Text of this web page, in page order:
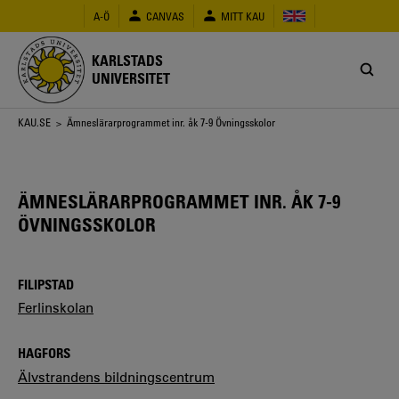
huvudinnehåll
A-Ö CANVAS MITT KAU
KARLSTADS
UNIVERSITET
Länkstig
KAU.SE > Ämneslärarprogrammet inr. åk 7-9 Övningsskolor
ÄMNESLÄRARPROGRAMMET INR. ÅK 7-9
ÖVNINGSSKOLOR
FILIPSTAD
Ferlinskolan
HAGFORS
Älvstrandens bildningscentrum